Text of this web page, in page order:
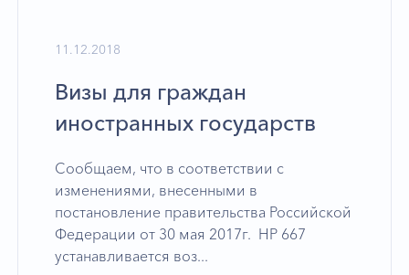
11.12.2018
Визы для граждан
иностранных государств
Сообщаем, что в соответствии с
изменениями, внесенными в
постановление правительства Российской
Федерации от 30 мая 2017г. HP 667
устанавливается воз...